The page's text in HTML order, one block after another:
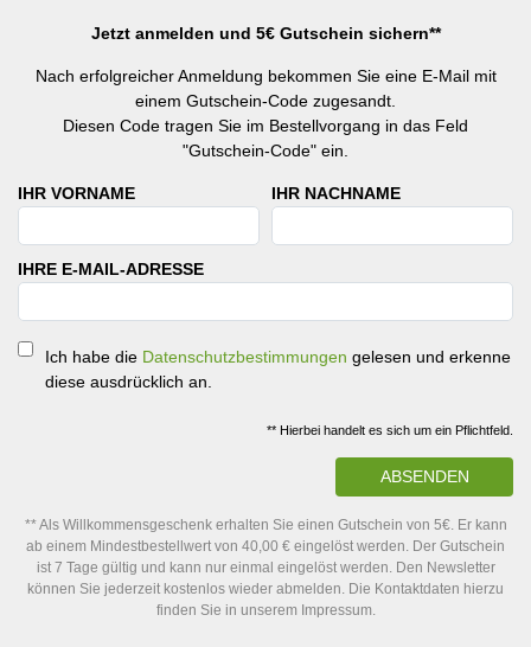
Jetzt anmelden und 5€ Gutschein sichern**
Nach erfolgreicher Anmeldung bekommen Sie eine E-Mail mit
einem Gutschein-Code zugesandt.
Diesen Code tragen Sie im Bestellvorgang in das Feld
"Gutschein-Code" ein.
IHR VORNAME IHR NACHNAME
IHRE E-MAIL-ADRESSE
Ich habe die Datenschutzbestimmungen gelesen und erkenne
diese ausdrücklich an.
** Hierbei handelt es sich um ein Pflichtfeld.
ABSENDEN
** Als Willkommensgeschenk erhalten Sie einen Gutschein von 5€. Er kann
ab einem Mindestbestellwert von 40,00 € eingelöst werden. Der Gutschein
ist 7 Tage gültig und kann nur einmal eingelöst werden. Den Newsletter
können Sie jederzeit kostenlos wieder abmelden. Die Kontaktdaten hierzu
finden Sie in unserem Impressum.